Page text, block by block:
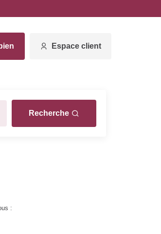
Espace client
Recherche
: